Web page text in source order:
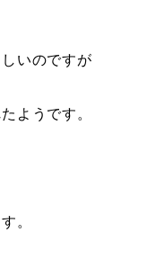
いのですが
ようです。
。